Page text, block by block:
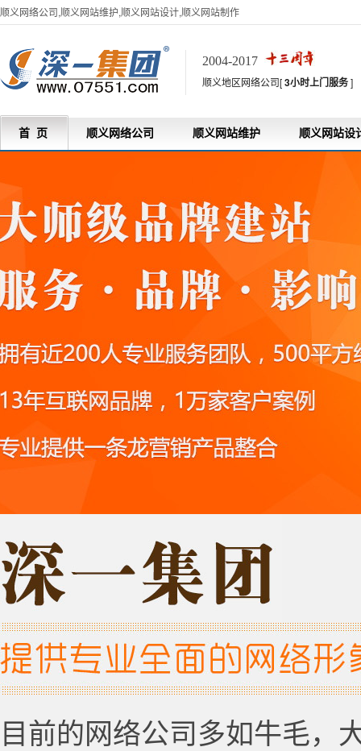
顺义网络公司,顺义网站维护,顺义网站设计,顺义网站制作
2004-2017
顺义地区网络公司[3小时上门服务]
首 页 顺义网络公司 顺义网站维护 顺义网站设
目前的网络公司多如牛毛，